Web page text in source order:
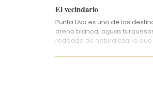
El vecindario
Punta Uva es uno de los
arena blanca, aguas
rodeado de naturaleza, lo